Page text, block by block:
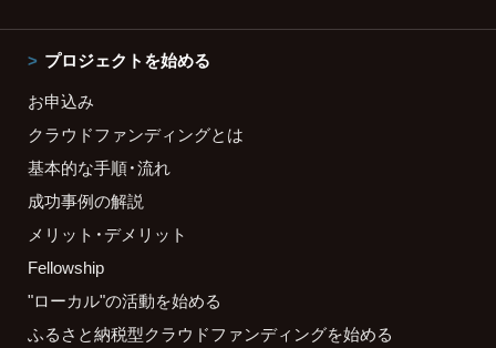
プロジェクトを始める
お申込み
クラウドファンディングとは
基本的な手順・流れ
成功事例の解説
メリット・デメリット
Fellowship
"ローカル"の活動を始める
ふるさと納税型クラウドファンディングを始める